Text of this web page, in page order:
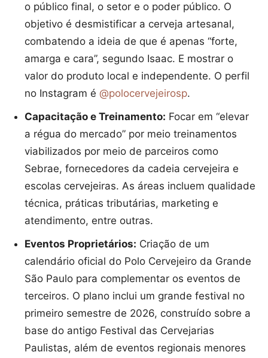
o público final, o setor e o poder público. O
objetivo é desmistificar a cerveja artesanal,
combatendo a ideia de que é apenas “forte,
amarga e cara”, segundo Isaac. E mostrar o
valor do produto local e independente. O perfil
no Instagram é @polocervejeirosp.
Capacitação e Treinamento: Focar em “elevar
a régua do mercado” por meio treinamentos
viabilizados por meio de parceiros como
Sebrae, fornecedores da cadeia cervejeira e
escolas cervejeiras. As áreas incluem qualidade
técnica, práticas tributárias, marketing e
atendimento, entre outras.
Eventos Proprietários: Criação de um
calendário oficial do Polo Cervejeiro da Grande
São Paulo para complementar os eventos de
terceiros. O plano inclui um grande festival no
primeiro semestre de 2026, construído sobre a
base do antigo Festival das Cervejarias
Paulistas, além de eventos regionais menores